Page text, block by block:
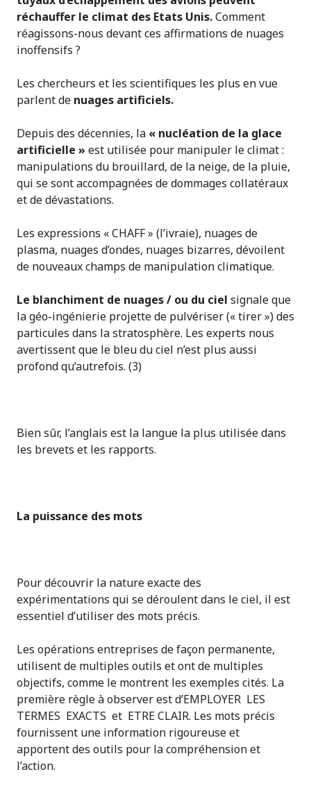
réchauffer le climat des Etats Unis.Comment
réagissons-nous devant ces affirmations de nuages
inoffensifs ?
Les chercheurs et les scientifiques les plus en vue
parlent de nuages artificiels.
Depuis des décennies, la « nucléation de la glace
artificielle » est utilisée pour manipuler le climat :
manipulations du brouillard, de la neige, de la pluie,
qui se sont accompagnées de dommages collatéraux
et de dévastations.
Les expressions « CHAFF » (l’ivraie), nuages de
plasma, nuages d’ondes, nuages bizarres, dévoilent
de nouveaux champs de manipulation climatique.
Le blanchiment de nuages / ou du ciel signale que
la géo-ingénierie projette de pulvériser (« tirer ») des
particules dans la stratosphère. Les experts nous
avertissent que le bleu du ciel n’est plus aussi
profond qu’autrefois. (3)
Bien sûr, l’anglais est la langue la plus utilisée dans
les brevets et les rapports.
La puissance des mots
Pour découvrir la nature exacte des
expérimentations qui se déroulent dans le ciel, il est
essentiel d’utiliser des mots précis.
Les opérations entreprises de façon permanente,
utilisent de multiples outils et ont de multiples
objectifs, comme le montrent les exemples cités. La
première règle à observer est d’EMPLOYER LES
TERMES EXACTS et ETRE CLAIR. Les mots précis
fournissent une information rigoureuse et
apportent des outils pour la compréhension et
l’action.